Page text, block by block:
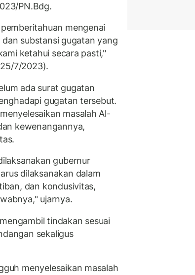
PN.Bdg.
mengenai
substansi gugatan yang
ketahui secara pasti,"
7/2023).
ada surat gugatan
gugatan tersebut.
masalah Al-
kewenangannya,
gubernur
dilaksanakan dalam
dan kondusivitas,
ujarnya.
tindakan sesuai
sekaligus
menyelesaikan masalah